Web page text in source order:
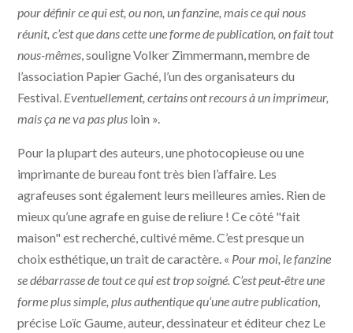
pour définir ce qui est, ou non, un fanzine, mais ce qui nous
réunit, c’est que dans cette une forme de publication, on fait tout
nous-mêmes, souligne Volker Zimmermann, membre de
l’association Papier Gaché, l’un des organisateurs du
Festival. Eventuellement, certains ont recours à un imprimeur,
mais ça ne va pas plus loin ».
Pour la plupart des auteurs, une photocopieuse ou une
imprimante de bureau font très bien l’affaire. Les
agrafeuses sont également leurs meilleures amies. Rien de
mieux qu’une agrafe en guise de reliure ! Ce côté "fait
maison" est recherché, cultivé même. C’est presque un
choix esthétique, un trait de caractère. « Pour moi, le fanzine
se débarrasse de tout ce qui est trop soigné. C’est peut-être une
forme plus simple, plus authentique qu’une autre publication,
précise Loïc Gaume, auteur, dessinateur et éditeur chez Le